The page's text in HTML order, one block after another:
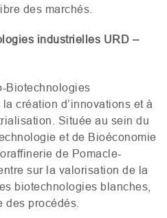
des marchés.
industrielles URD –
Biotechnologies
création d’innovations et à
Située au sein du
et de Bioéconomie
de Pomacle-
sur la valorisation de la
biotechnologies blanches,
des procédés.